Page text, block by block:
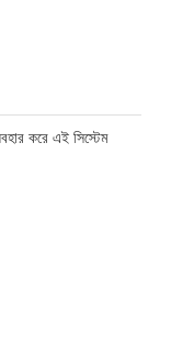
করে এই সিস্টেম